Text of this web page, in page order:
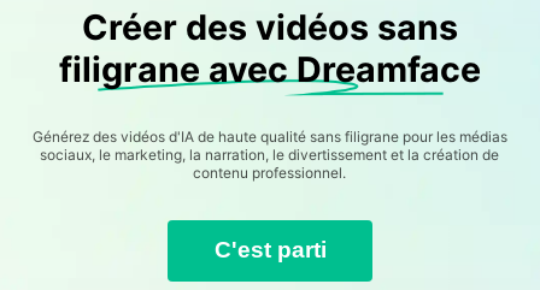
Créer des vidéos sans
filigrane avec Dreamface
Générez des vidéos d'IA de haute qualité sans filigrane pour les médias
sociaux, le marketing, la narration, le divertissement et la création de
contenu professionnel.
C'est parti